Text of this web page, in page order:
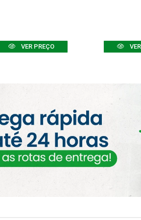
VER PREÇO